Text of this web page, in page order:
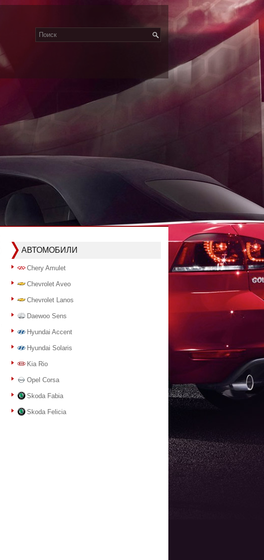
АВТОМОБИЛИ
Chery Amulet
Chevrolet Aveo
Chevrolet Lanos
Daewoo Sens
Hyundai Accent
Hyundai Solaris
Kia Rio
Opel Corsa
Skoda Fabia
Skoda Felicia